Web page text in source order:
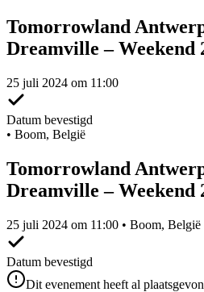
Tomorrowland
Dreamville – Weekend
25 juli 2024 om 11:00
Datum bevestigd
• Boom, België
Tomorrowland
Dreamville – Weekend
25 juli 2024 om 11:00 • Boom, België
Datum bevestigd
Dit evenement heeft al